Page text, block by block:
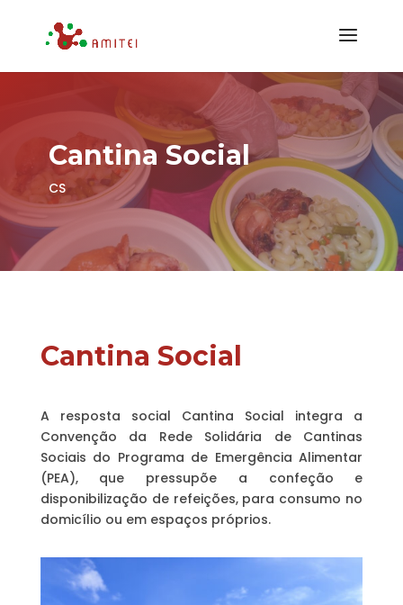
Cantina Social
CS
Cantina Social
A resposta social Cantina Social integra a
Convenção da Rede Solidária de Cantinas
Sociais do Programa de Emergência Alimentar
(PEA), que pressupõe a confeção e
disponibilização de refeições, para consumo no
domicílio ou em espaços próprios.